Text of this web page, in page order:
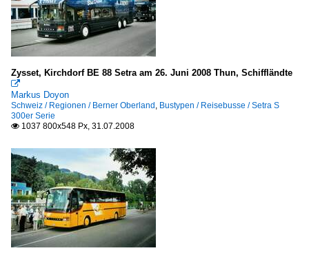
Betriebe (Städte V, W, X, Y, Z)
Wismar- Entsorgungs und Verkehrsbetrieb ( EVB)
DB Stadtverkehr GmbH
Bielefeld, Busverkehr Ostwestfalen - Lippe GmbH
Freiburg, Südbadenbus (SBG)
Regionen
Barnim
Großraum Niedersachsen
Insel Usedom
Zysset, Kirchdorf BE 88 Setra am 26. Juni 2008 Thun, Schiffländte

Markus Doyon
Schweiz / Regionen / Berner Oberland , Bustypen / Reisebusse / Setra S
300er Serie
 1037 800x548 Px, 31.07.2008